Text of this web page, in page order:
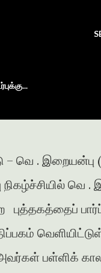
வெ . இறையன்பு (
நிகழ்ச்சியில்
புத்தகத்தைப்
பள்ளிக்